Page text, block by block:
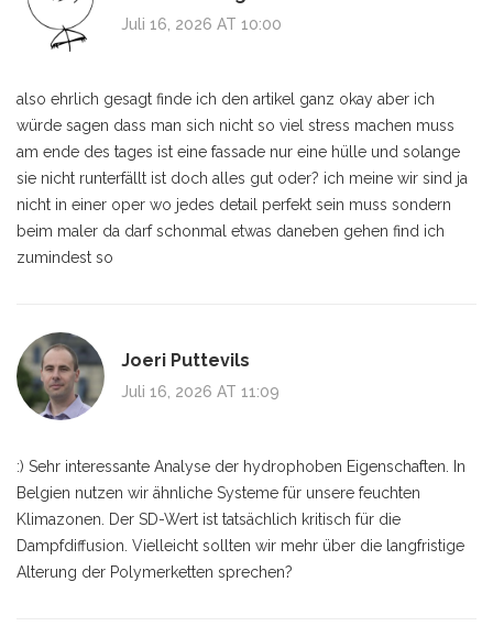
Juli 16, 2026 AT 10:00
also ehrlich gesagt finde ich den artikel ganz okay aber ich
würde sagen dass man sich nicht so viel stress machen muss
am ende des tages ist eine fassade nur eine hülle und solange
sie nicht runterfällt ist doch alles gut oder? ich meine wir sind ja
nicht in einer oper wo jedes detail perfekt sein muss sondern
beim maler da darf schonmal etwas daneben gehen find ich
zumindest so
Joeri Puttevils
Juli 16, 2026 AT 11:09
:) Sehr interessante Analyse der hydrophoben Eigenschaften. In
Belgien nutzen wir ähnliche Systeme für unsere feuchten
Klimazonen. Der SD-Wert ist tatsächlich kritisch für die
Dampfdiffusion. Vielleicht sollten wir mehr über die langfristige
Alterung der Polymerketten sprechen?